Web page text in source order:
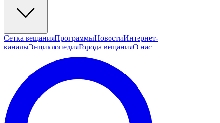
Сетка вещанияПрограммыНовостиИнтернет-
каналыЭнциклопедияГорода вещанияО нас